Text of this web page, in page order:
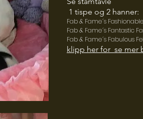
1 tispe og 2 hanner:
Fab & Fame´s
Fab & Fame´s Fantastic
Fab & Fame´s Fabulous
klipp her for se mer